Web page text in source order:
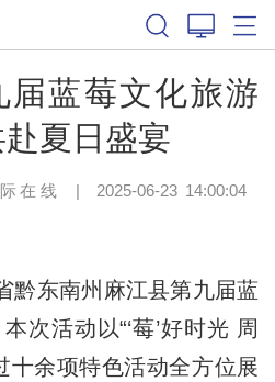
届蓝莓文化旅游
夏日盛宴
在线 | 2025-06-23 14:00:04
东南州麻江县第九届蓝
次活动以“‘莓’好时光 周
十余项特色活动全方位展